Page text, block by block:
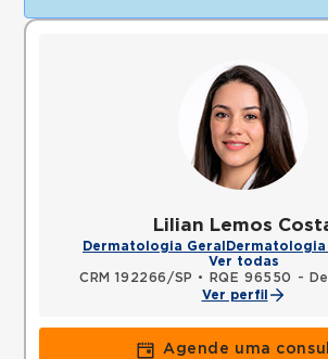
Lilian Lemos
Dermatologia Geral
Ver todas
CRM 192266/SP •
RQE 96550 -
Ver perfil
Agende uma